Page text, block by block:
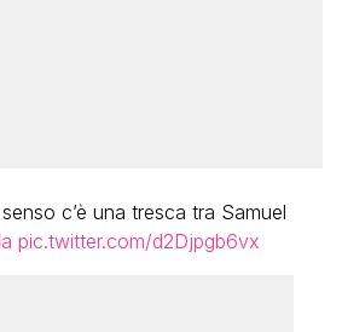
c’è una tresca tra Samuel
pic.twitter.com/d2Djpgb6vx